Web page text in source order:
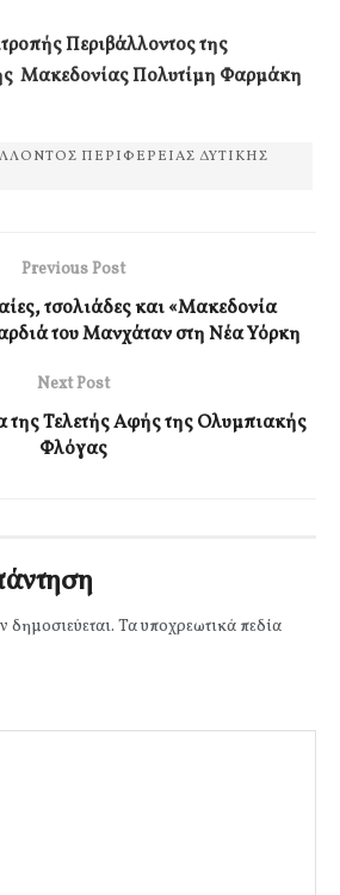
Περιβάλλοντοςτης
ΜακεδονίαςΠολυτίμη Φαρμάκη
ΠΕΡΙΦΕΡΕΙΑΣ ΔΥΤΙΚΗΣ
Previous Post
τσολιάδες και «Μακεδονία
του Μανχάταν στη Νέα Υόρκη
Next Post
της Τελετής Αφής της Ολυμπιακής
Φλόγας
δημοσιεύεται. Τα υποχρεωτικά πεδία